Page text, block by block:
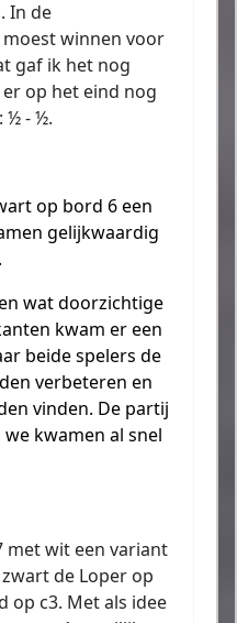
In de
winnen voor
gaf ik het nog
op het eind nog
½ - ½.
op bord 6 een
gelijkwaardig
wat doorzichtige
kwam er een
beide spelers de
verbeteren en
vinden. De partij
kwamen al snel
met wit een variant
de Loper op
op c3. Met als idee